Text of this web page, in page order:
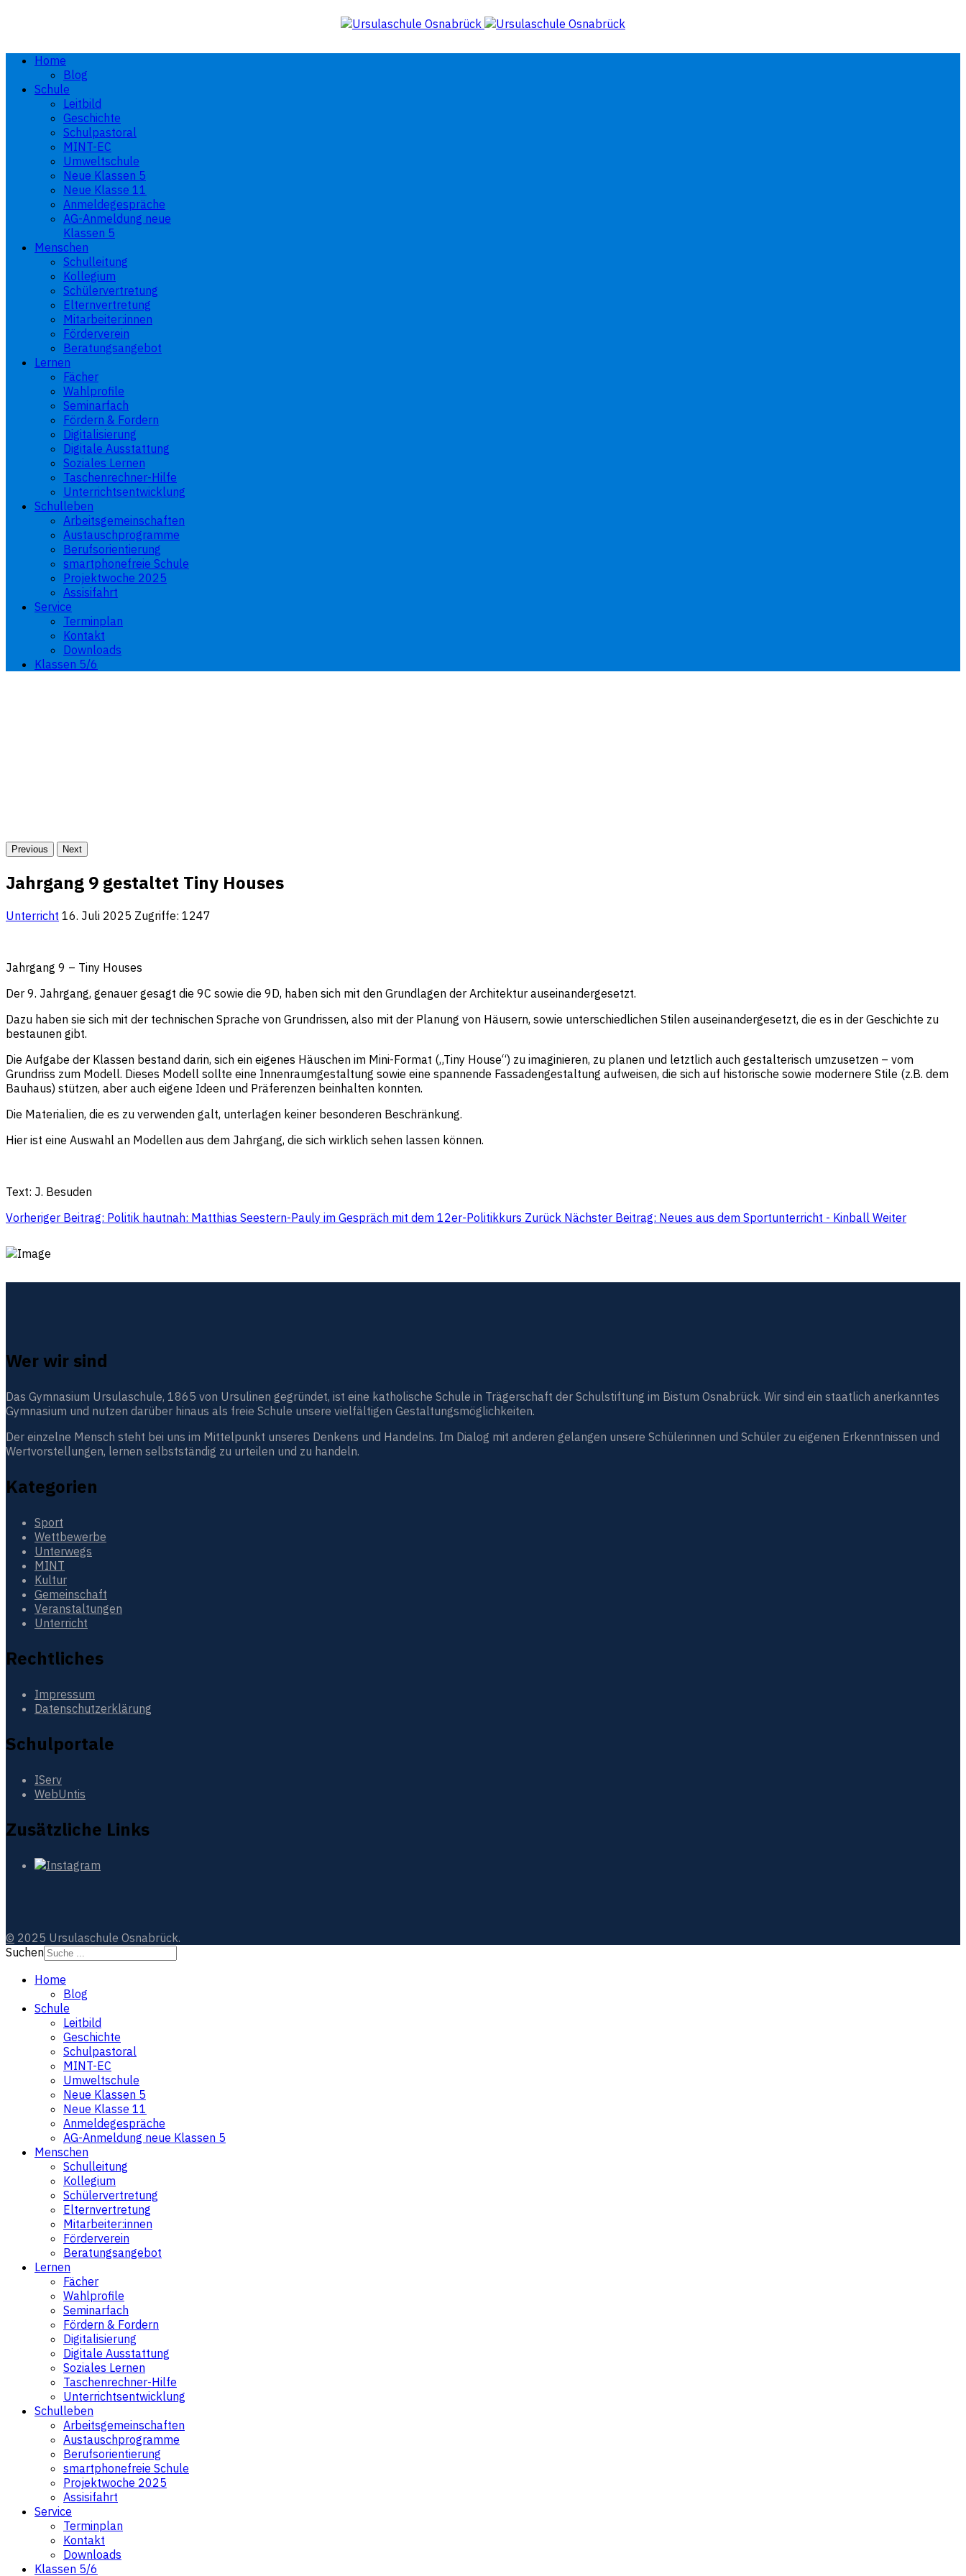
Home
Blog
Schule
Leitbild
Geschichte
Schulpastoral
MINT-EC
Umweltschule
Neue Klassen 5
Neue Klasse 11
Anmeldegespräche
AG-Anmeldung neue
Klassen 5
Menschen
Schulleitung
Kollegium
Schülervertretung
Elternvertretung
Mitarbeiter:innen
Förderverein
Beratungsangebot
Lernen
Fächer
Wahlprofile
Seminarfach
Fördern & Fordern
Digitalisierung
Digitale Ausstattung
Soziales Lernen
Taschenrechner-Hilfe
Unterrichtsentwicklung
Schulleben
Arbeitsgemeinschaften
Austauschprogramme
Berufsorientierung
smartphonefreie Schule
Projektwoche 2025
Assisifahrt
Service
Terminplan
Kontakt
Downloads
Klassen 5/6
Previous Next
Jahrgang 9 gestaltet Tiny Houses
Unterricht 16. Juli 2025 Zugriffe: 1247
Jahrgang 9 – Tiny Houses
Der 9. Jahrgang, genauer gesagt die 9C sowie die 9D, haben sich mit den Grundlagen der Architektur auseinandergesetzt.
Dazu haben sie sich mit der technischen Sprache von Grundrissen, also mit der Planung von Häusern, sowie unterschiedlichen Stilen auseinandergesetzt, die es in der Geschichte zu
bestaunen gibt.
Die Aufgabe der Klassen bestand darin, sich ein eigenes Häuschen im Mini-Format („Tiny House“) zu imaginieren, zu planen und letztlich auch gestalterisch umzusetzen – vom
Grundriss zum Modell. Dieses Modell sollte eine Innenraumgestaltung sowie eine spannende Fassadengestaltung aufweisen, die sich auf historische sowie modernere Stile (z.B. dem
Bauhaus) stützen, aber auch eigene Ideen und Präferenzen beinhalten konnten.
Die Materialien, die es zu verwenden galt, unterlagen keiner besonderen Beschränkung.
Hier ist eine Auswahl an Modellen aus dem Jahrgang, die sich wirklich sehen lassen können.
Text: J. Besuden
Vorheriger Beitrag: Politik hautnah: Matthias Seestern-Pauly im Gespräch mit dem 12er-Politikkurs Zurück Nächster Beitrag: Neues aus dem Sportunterricht - Kinball Weiter
Wer wir sind
Das Gymnasium Ursulaschule, 1865 von Ursulinen gegründet, ist eine katholische Schule in Trägerschaft der Schulstiftung im Bistum Osnabrück. Wir sind ein staatlich anerkanntes
Gymnasium und nutzen darüber hinaus als freie Schule unsere vielfältigen Gestaltungsmöglichkeiten.
Der einzelne Mensch steht bei uns im Mittelpunkt unseres Denkens und Handelns. Im Dialog mit anderen gelangen unsere Schülerinnen und Schüler zu eigenen Erkenntnissen und
Wertvorstellungen, lernen selbstständig zu urteilen und zu handeln.
Kategorien
Sport
Wettbewerbe
Unterwegs
MINT
Kultur
Gemeinschaft
Veranstaltungen
Unterricht
Rechtliches
Impressum
Datenschutzerklärung
Schulportale
IServ
WebUntis
Zusätzliche Links
© 2025 Ursulaschule Osnabrück.
Suchen
Home
Blog
Schule
Leitbild
Geschichte
Schulpastoral
MINT-EC
Umweltschule
Neue Klassen 5
Neue Klasse 11
Anmeldegespräche
AG-Anmeldung neue Klassen 5
Menschen
Schulleitung
Kollegium
Schülervertretung
Elternvertretung
Mitarbeiter:innen
Förderverein
Beratungsangebot
Lernen
Fächer
Wahlprofile
Seminarfach
Fördern & Fordern
Digitalisierung
Digitale Ausstattung
Soziales Lernen
Taschenrechner-Hilfe
Unterrichtsentwicklung
Schulleben
Arbeitsgemeinschaften
Austauschprogramme
Berufsorientierung
smartphonefreie Schule
Projektwoche 2025
Assisifahrt
Service
Terminplan
Kontakt
Downloads
Klassen 5/6